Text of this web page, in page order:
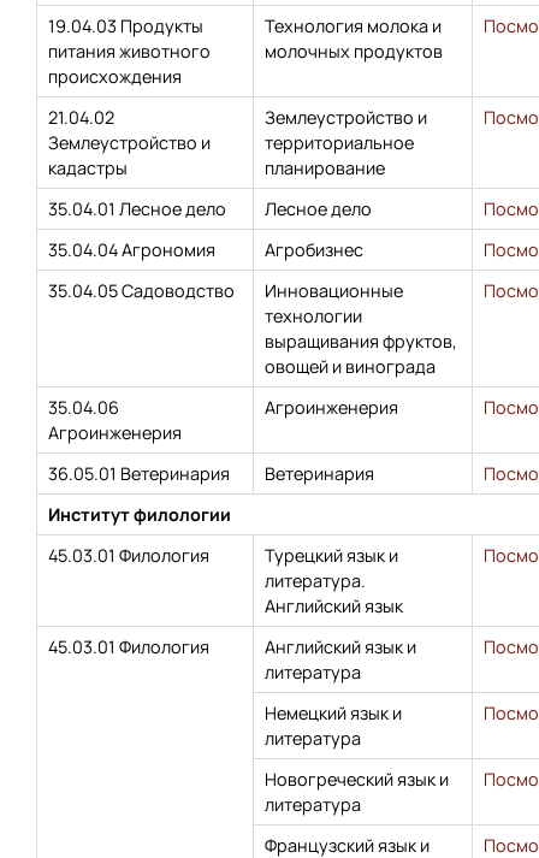
19.04.03 Продукты
питания животного
происхождения
Технология молока и
молочных продуктов
21.04.02
Землеустройство и
кадастры
Землеустройство и
территориальное
планирование
35.04.01 Лесное дело Лесное дело
35.04.04 Агрономия
Агробизнес
35.04.05 Садоводство
Инновационные
технологии
выращивания фруктов,
овощей и винограда
35.04.06
Агроинженерия
Агроинженерия
36.05.01 Ветеринария Ветеринария
Институт филологии
45.03.01 Филология
Турецкий язык и
литература.
Английский язык
45.03.01 Филология
Английский язык и
литература
Немецкий язык и
литература
Новогреческий язык и
литература
Французский язык и